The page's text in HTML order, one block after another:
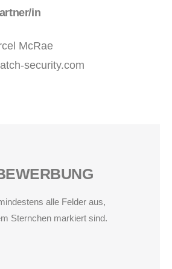
in
McRae
security.com
alle Felder aus,
Sternchen markiert sind.